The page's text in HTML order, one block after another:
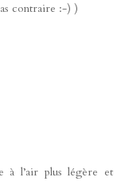
contraire :-) )
à l’air plus légère et